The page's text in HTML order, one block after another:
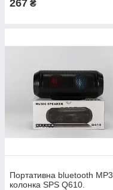
267 ₴
Портативна bluetooth MP3
колонка SPS Q610.